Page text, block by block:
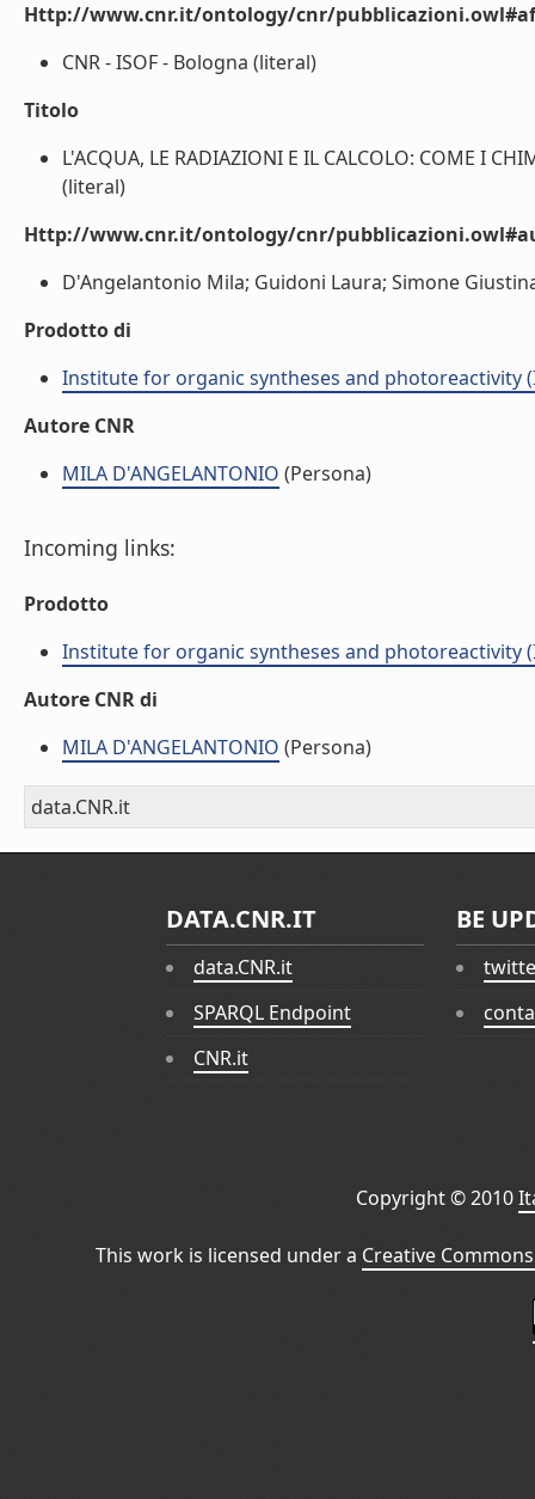
Http://www.cnr.it/ontology/cnr/
CNR - ISOF - Bologna (literal)
Titolo
L'ACQUA, LE RADIAZIONI E IL CALCOLO: COME I
(literal)
Http://www.cnr.it/ontology/cnr/
D'Angelantonio Mila; Guidoni Laura; Simone
Prodotto di
Institute for organic syntheses and photoreactivity
Autore CNR
MILA D'ANGELANTONIO (Persona)
Incoming links:
Prodotto
Institute for organic syntheses and photoreactivity
Autore CNR di
MILA D'ANGELANTONIO (Persona)
data.CNR.it
DATA.CNR.IT
data.CNR.it
SPARQL Endpoint
CNR.it
BE
Copyright © 2010
This work is licensed under a Creative